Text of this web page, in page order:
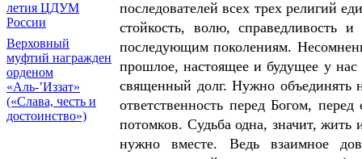
летия ЦДУМ
России
Верховный
муфтий награжден
орденом
«Аль-’Иззат»
(«Слава, честь и
достоинство»)
последователей всех трех религий
стойкость, волю,
последующим поколениям.
прошлое, настоящее и будущее у
священный долг. Нужно объединять
ответственность перед Богом,
потомков. Судьба одна, значит, жить
нужно вместе. Ведь взаимное